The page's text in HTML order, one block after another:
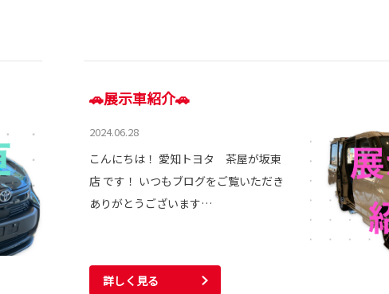
🚗展示車紹介🚗
2024.06.28
こんにちは！ 愛知トヨタ 茶屋が坂東
店 です！ いつもブログをご覧いただき
ありがとうございます…
詳しく見る